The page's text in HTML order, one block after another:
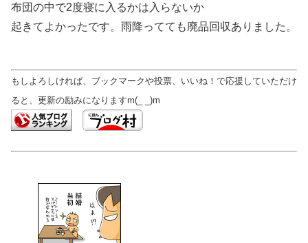
布団の中で2度寝に入るかは入らないか
起きてよかったです。雨降ってても廃品回収ありました。
もしよろしければ、ブックマークや投票、いいね！で応援していただけ
ると、更新の励みになりますm(_ _)m